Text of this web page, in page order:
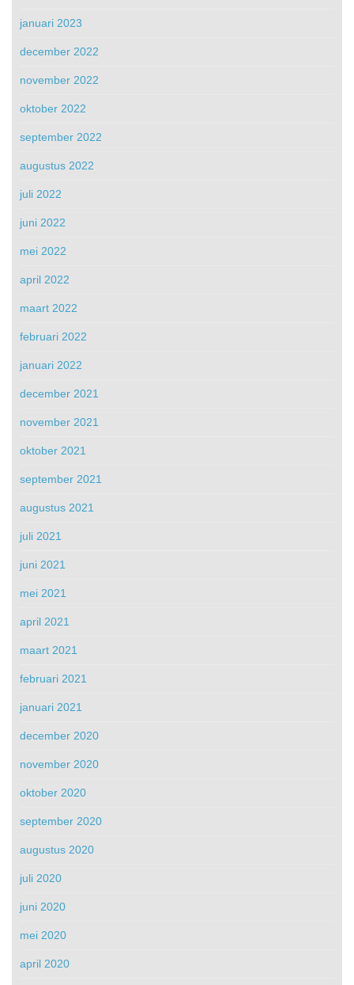
januari 2023
december 2022
november 2022
oktober 2022
september 2022
augustus 2022
juli 2022
juni 2022
mei 2022
april 2022
maart 2022
februari 2022
januari 2022
december 2021
november 2021
oktober 2021
september 2021
augustus 2021
juli 2021
juni 2021
mei 2021
april 2021
maart 2021
februari 2021
januari 2021
december 2020
november 2020
oktober 2020
september 2020
augustus 2020
juli 2020
juni 2020
mei 2020
april 2020